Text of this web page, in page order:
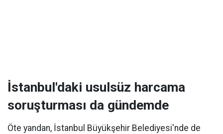
İstanbul'daki usulsüz harcama
soruşturması da gündemde
Öte yandan, İstanbul Büyükşehir Belediyesi'nde de